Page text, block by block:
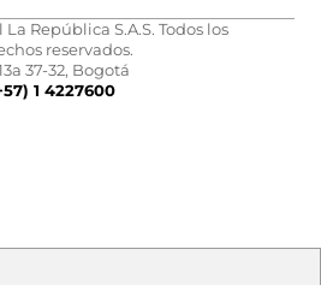
República S.A.S. Todos los
reservados.
37-32, Bogotá
1 4227600